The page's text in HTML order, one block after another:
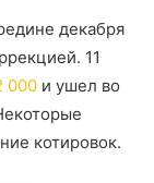
декабря
11
000 и ушел во
котировок.